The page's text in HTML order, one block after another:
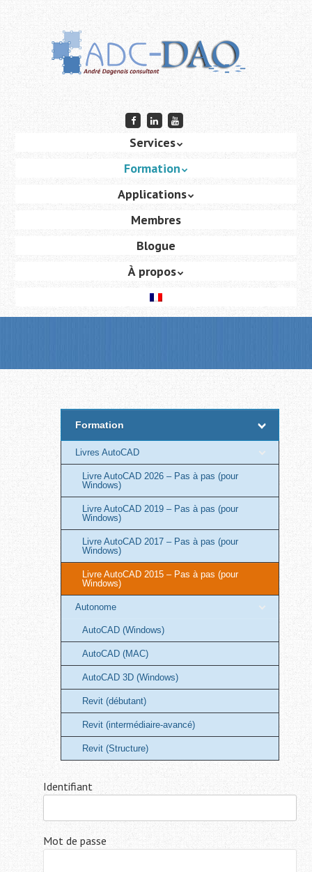
Passer
principal
Services
Formation
Applications
Membres
Blogue
À propos
Formation
Livres AutoCAD
Livre AutoCAD 2026 – Pas à pas (pour
Windows)
Livre AutoCAD 2019 – Pas à pas (pour
Windows)
Livre AutoCAD 2017 – Pas à pas (pour
Windows)
Livre AutoCAD 2015 – Pas à pas (pour
Windows)
Autonome
AutoCAD (Windows)
AutoCAD (MAC)
AutoCAD 3D (Windows)
Revit (débutant)
Revit (intermédiaire-avancé)
Revit (Structure)
Identifiant
Mot de passe